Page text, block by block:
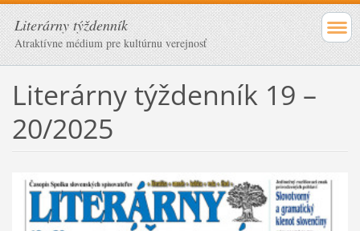
Literárny týždenník
Atraktívne médium pre kultúrnu verejnosť
Literárny týždenník 19 –
20/2025